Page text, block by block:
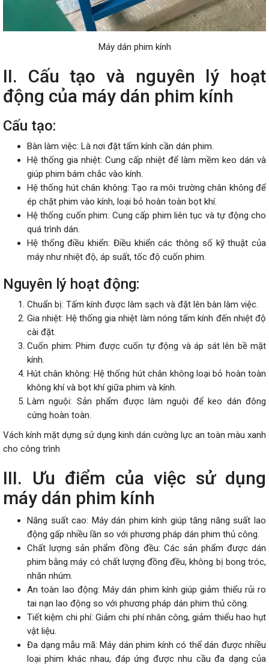
Máy dán phim kính
II. Cấu tạo và nguyên lý hoạt
động của máy dán phim kính
Cấu tạo:
Bàn làm việc: Là nơi đặt tấm kính cần dán phim.
Hệ thống gia nhiệt: Cung cấp nhiệt để làm mềm keo dán và
giúp phim bám chắc vào kính.
Hệ thống hút chân không: Tạo ra môi trường chân không để
ép chặt phim vào kính, loại bỏ hoàn toàn bọt khí.
Hệ thống cuốn phim: Cung cấp phim liên tục và tự động cho
quá trình dán.
Hệ thống điều khiển: Điều khiển các thông số kỹ thuật của
máy như nhiệt độ, áp suất, tốc độ cuốn phim.
Nguyên lý hoạt động:
Chuẩn bị: Tấm kính được làm sạch và đặt lên bàn làm việc.
Gia nhiệt: Hệ thống gia nhiệt làm nóng tấm kính đến nhiệt độ
cài đặt.
Cuốn phim: Phim được cuốn tự động và áp sát lên bề mặt
kính.
Hút chân không: Hệ thống hút chân không loại bỏ hoàn toàn
không khí và bọt khí giữa phim và kính.
Làm nguội: Sản phẩm được làm nguội để keo dán đông
cứng hoàn toàn.
Vách kính mặt dựng sử dụng kinh dán cường lực an toàn màu xanh
cho công trình
III. Ưu điểm của việc sử dụng
máy dán phim kính
Năng suất cao: Máy dán phim kính giúp tăng năng suất lao
động gấp nhiều lần so với phương pháp dán phim thủ công.
Chất lượng sản phẩm đồng đều: Các sản phẩm được dán
phim bằng máy có chất lượng đồng đều, không bị bong tróc,
nhăn nhúm.
An toàn lao động: Máy dán phim kính giúp giảm thiểu rủi ro
tai nạn lao động so với phương pháp dán phim thủ công.
Tiết kiệm chi phí: Giảm chi phí nhân công, giảm thiểu hao hụt
vật liệu.
Đa dạng mẫu mã: Máy dán phim kính có thể dán được nhiều
loại phim khác nhau, đáp ứng được nhu cầu đa dạng của